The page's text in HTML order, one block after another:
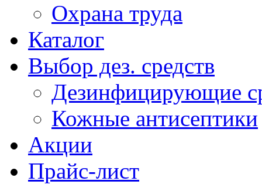
Охрана труда
Каталог
Выбор дез. средств
Дезинфицирующие
Кожные антисептики
Акции
Прайс-лист